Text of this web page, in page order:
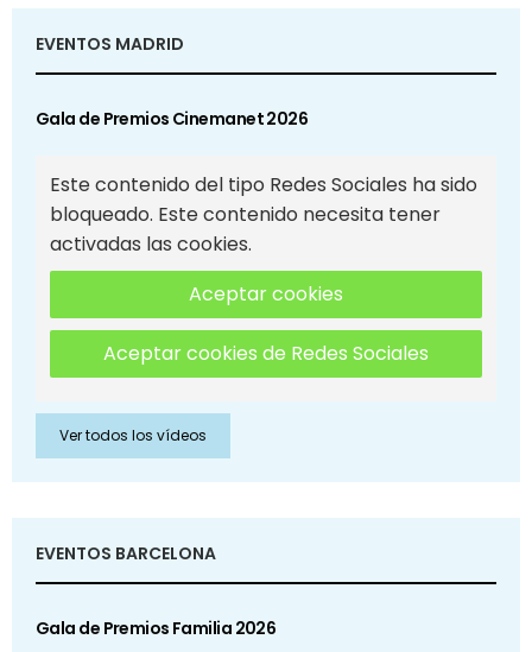
EVENTOS MADRID
Gala de Premios Cinemanet 2026
Este contenido del tipo Redes Sociales ha sido
bloqueado. Este contenido necesita tener
activadas las cookies.
Aceptar cookies
Aceptar cookies de Redes Sociales
Ver todos los vídeos
EVENTOS BARCELONA
Gala de Premios Familia 2026